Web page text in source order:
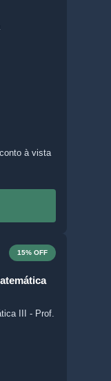
à vista
15% OFF
III - Prof.